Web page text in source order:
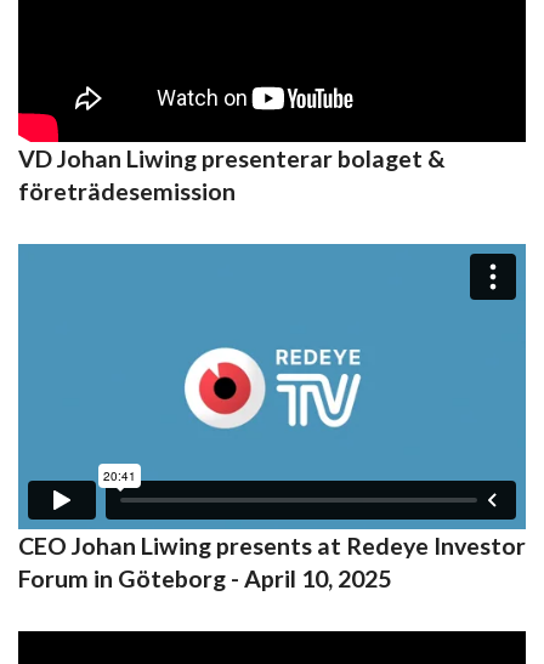
VD Johan Liwing presenterar bolaget &
företrädesemission
CEO Johan Liwing presents at Redeye Investor
Forum in Göteborg - April 10, 2025